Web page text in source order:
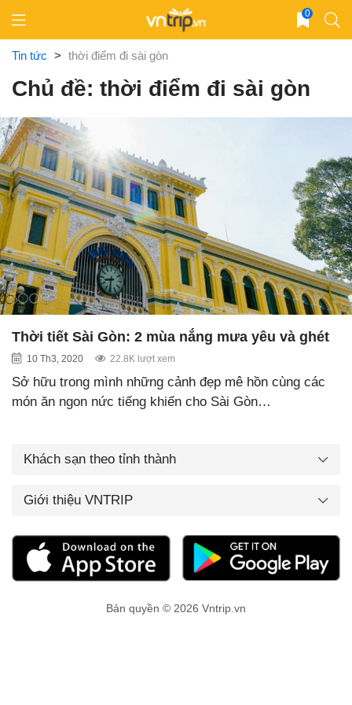
content
0
Tin tức > thời điểm đi sài gòn
Chủ đề: thời điểm đi sài gòn
Thời tiết Sài Gòn: 2 mùa nắng mưa yêu và ghét
10 Th3, 2020 22.8K lượt xem
Sở hữu trong mình những cảnh đẹp mê hồn cùng các
món ăn ngon nức tiếng khiến cho Sài Gòn…
Khách sạn theo tỉnh thành
Giới thiệu VNTRIP
Bản quyền © 2026 Vntrip.vn